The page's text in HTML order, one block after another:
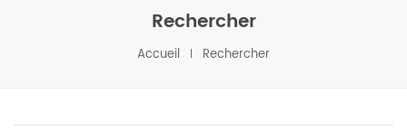
Rechercher
Accueil Rechercher